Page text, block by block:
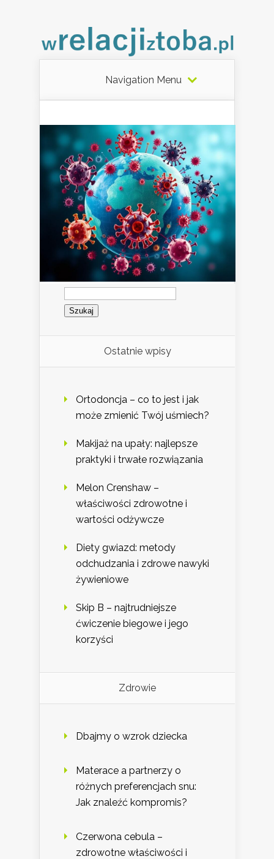
Navigation Menu
Szukaj:
Ostatnie wpisy
Ortodoncja – co to jest i jak
może zmienić Twój uśmiech?
Makijaż na upały: najlepsze
praktyki i trwałe rozwiązania
Melon Crenshaw –
właściwości zdrowotne i
wartości odżywcze
Diety gwiazd: metody
odchudzania i zdrowe nawyki
żywieniowe
Skip B – najtrudniejsze
ćwiczenie biegowe i jego
korzyści
Zdrowie
Dbajmy o wzrok dziecka
Materace a partnerzy o
różnych preferencjach snu:
Jak znaleźć kompromis?
Czerwona cebula –
zdrowotne właściwości i